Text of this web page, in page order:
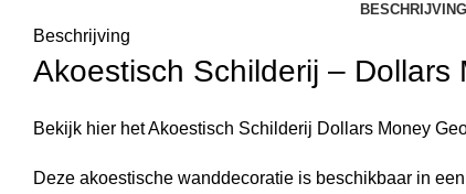
BESCHRIJVING
Beschrijving
Akoestisch Schilderij – Dollars
Bekijk hier het Akoestisch Schilderij Dollars Money
Deze akoestische wanddecoratie is beschikbaar in